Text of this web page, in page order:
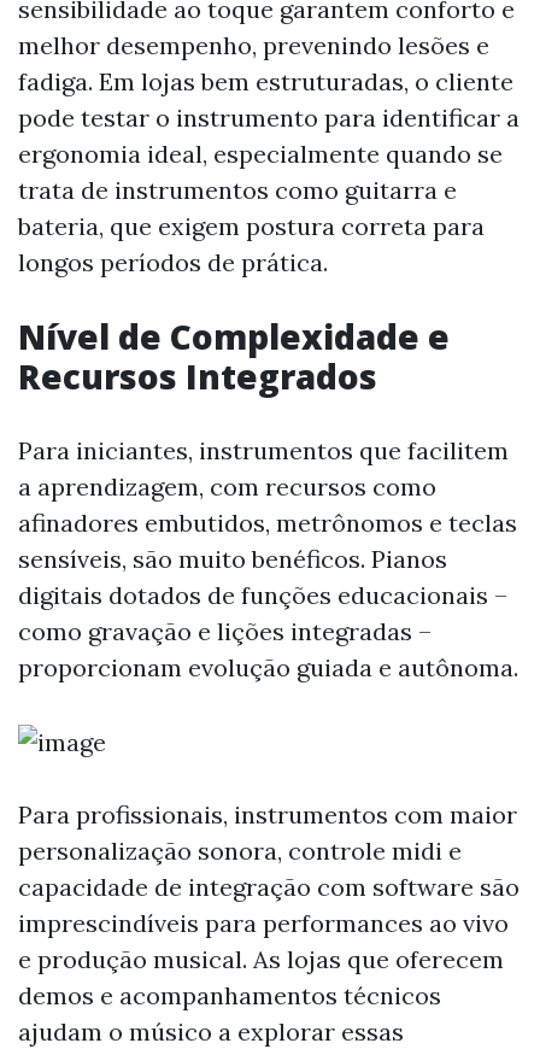
sensibilidade ao toque garantem conforto e
melhor desempenho, prevenindo lesões e
fadiga. Em lojas bem estruturadas, o cliente
pode testar o instrumento para identificar a
ergonomia ideal, especialmente quando se
trata de instrumentos como guitarra e
bateria, que exigem postura correta para
longos períodos de prática.
Nível de Complexidade e
Recursos Integrados
Para iniciantes, instrumentos que facilitem
a aprendizagem, com recursos como
afinadores embutidos, metrônomos e teclas
sensíveis, são muito benéficos. Pianos
digitais dotados de funções educacionais –
como gravação e lições integradas –
proporcionam evolução guiada e autônoma.
Para profissionais, instrumentos com maior
personalização sonora, controle midi e
capacidade de integração com software são
imprescindíveis para performances ao vivo
e produção musical. As lojas que oferecem
demos e acompanhamentos técnicos
ajudam o músico a explorar essas